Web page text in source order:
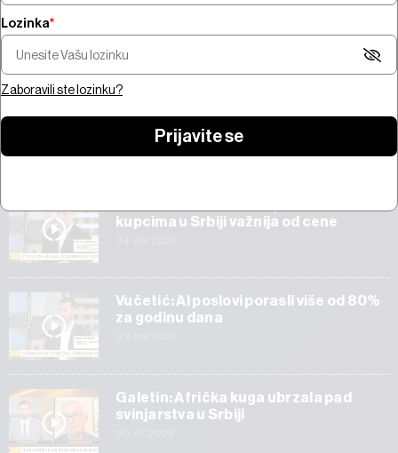
Owens o SpaceX-u: Muskove
projekcije prihoda ne deluju
visokorizičan
Energetika
vodostaja
Start
kupcima u Srbiji važnija od cene
Vučetić: AI poslovi porasli više od 80%
za godinu dana
Galetin: Afrička kuga ubrzala pad
svinjarstva u Srbiji
Lozinka*
Zaboravili ste lozinku?
Prijavite se